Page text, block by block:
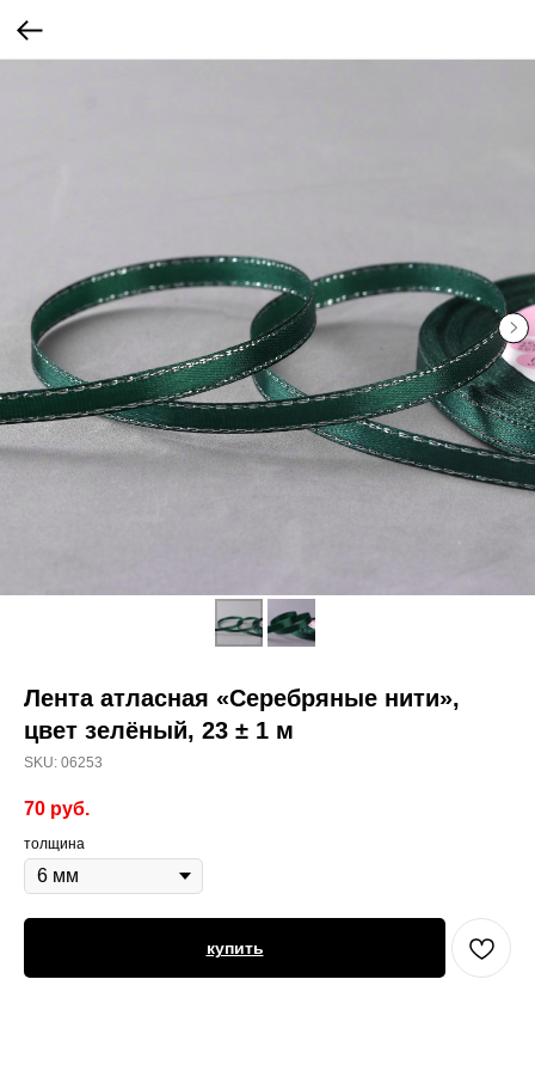
Лента атласная «Серебряные нити»,
цвет зелёный, 23 ± 1 м
SKU: 06253
70 руб.
толщина
купить